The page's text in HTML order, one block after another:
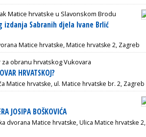
Matice hrvatske u Slavonskom Brodu
Sabranih djela Ivane Brlić
Matice hrvatske, Matice hrvatske 2, Zagreb
obranu hrvatskog Vukovara
HRVATSKOJ?
Matice hrvatske, ul. Matice hrvatske br. 2, Zagreb
JOSIPA BOŠKOVIĆA
dvorana Matice hrvatske, Ulica Matice hrvatske 2,